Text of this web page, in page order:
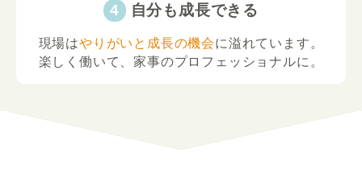
自分も成長できる
現場はやりがいと成長の機会に溢れています。
楽しく働いて、家事のプロフェッショナルに。